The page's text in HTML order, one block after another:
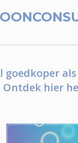
goedkoper
hier